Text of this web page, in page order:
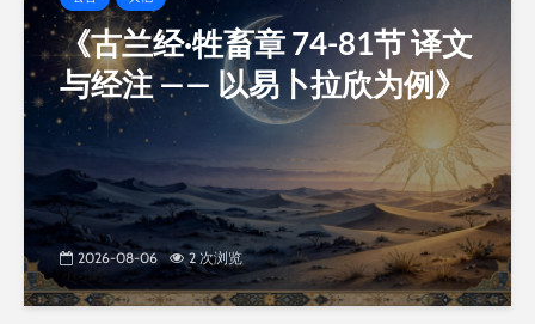
《古兰经·牲畜章 74-81节 译文
与经注 —— 以易卜拉欣为例》
2026-08-06 2 次浏览